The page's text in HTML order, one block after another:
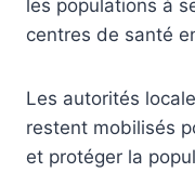
les populations à
centres de santé
Les autorités
restent mobilisés
et protéger la